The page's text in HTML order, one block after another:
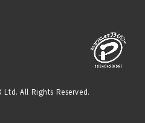
Ltd. All Rights Reserved.